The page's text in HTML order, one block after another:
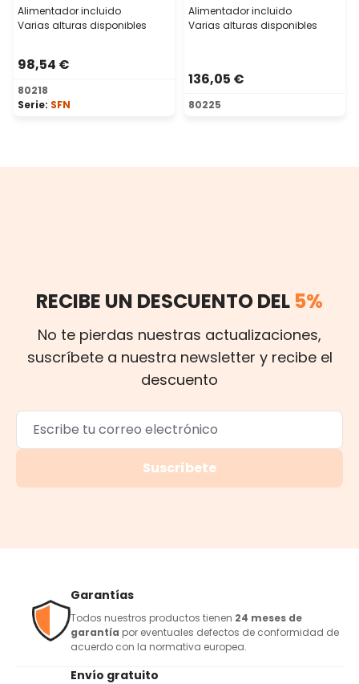
Alimentador incluido
Varias alturas disponibles
98,54 €
80218
Serie: SFN
Alimentador incluido
Varias alturas disponibles
136,05 €
80225
RECIBE UN DESCUENTO DEL 5%
No te pierdas nuestras actualizaciones,
suscríbete a nuestra newsletter y recibe el
descuento
Suscríbete
Garantías
Todos nuestros productos tienen 24 meses de
garantía por eventuales defectos de conformidad de
acuerdo con la normativa europea.
Envío gratuito